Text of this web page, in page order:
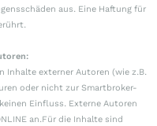
aus. Eine Haftung für
Inhalte externer Autoren (wie z.B.
oder nicht zur Smartbroker-
Einfluss. Externe Autoren
an.Für die Inhalte sind